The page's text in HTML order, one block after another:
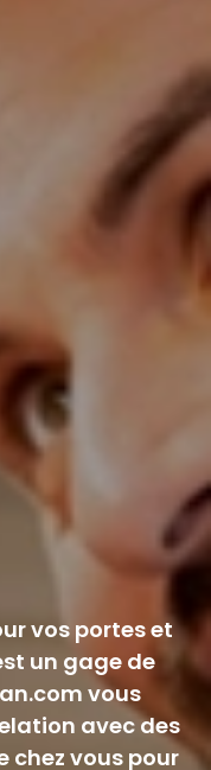
vos portes et
un gage de
vous
avec des
chez vous pour